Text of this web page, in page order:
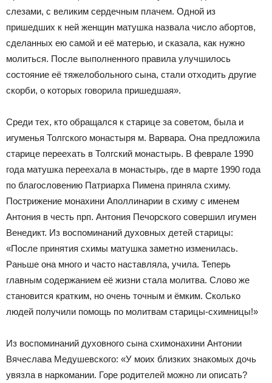
слезами, с великим сердечным плачем. Одной из
пришедших к ней женщин матушка назвала число абортов,
сделанных ею самой и её матерью, и сказала, как нужно
молиться. После выполненного правила улучшилось
состояние её тяжелобольного сына, стали отходить другие
скорби, о которых говорила пришедшая».
Среди тех, кто обращался к старице за советом, была и
игуменья Толгского монастыря м. Варвара. Она предложила
старице переехать в Толгский монастырь. В феврале 1990
года матушка переехала в монастырь, где в марте 1990 года
по благословению Патриарха Пимена приняла схиму.
Пострижение монахини Аполлинарии в схиму с именем
Антония в честь прп. Антония Печорского совершил игумен
Венедикт. Из воспоминаний духовных детей старицы:
«После принятия схимы матушка заметно изменилась.
Раньше она много и часто наставляла, учила. Теперь
главным содержанием её жизни стала молитва. Слово же
становится кратким, но очень точным и ёмким. Сколько
людей получили помощь по молитвам старицы-схимницы!»
Из воспоминаний духовного сына схимонахини Антонии
Вячеслава Медушевского: «У моих близких знакомых дочь
увязла в наркомании. Горе родителей можно ли описать?